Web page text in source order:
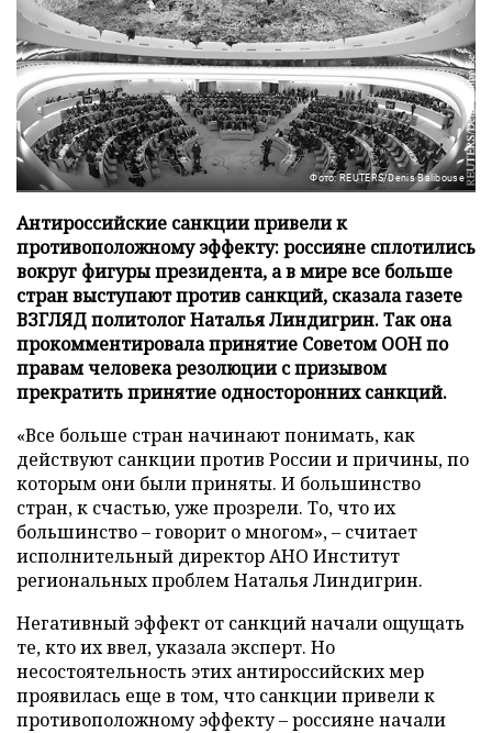
Фото: REUTERS/Denis Balibouse
Антироссийские санкции привели к
противоположному эффекту: россияне сплотились
вокруг фигуры президента, а в мире все больше
стран выступают против санкций, сказала газете
ВЗГЛЯД политолог Наталья Линдигрин. Так она
прокомментировала принятие Советом ООН по
правам человека резолюции с призывом
прекратить принятие односторонних санкций.
«Все больше стран начинают понимать, как
действуют санкции против России и причины, по
которым они были приняты. И большинство
стран, к счастью, уже прозрели. То, что их
большинство – говорит о многом», – считает
исполнительный директор АНО Институт
региональных проблем Наталья Линдигрин.
Негативный эффект от санкций начали ощущать
те, кто их ввел, указала эксперт. Но
несостоятельность этих антироссийских мер
проявилась еще в том, что санкции привели к
противоположному эффекту – россияне начали